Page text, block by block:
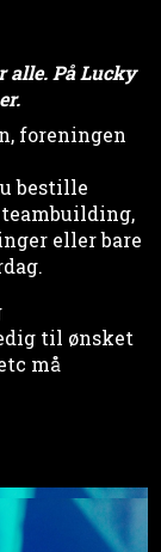
alle. På Lucky
foreningen
bestille
eller bare
til ønsket
må